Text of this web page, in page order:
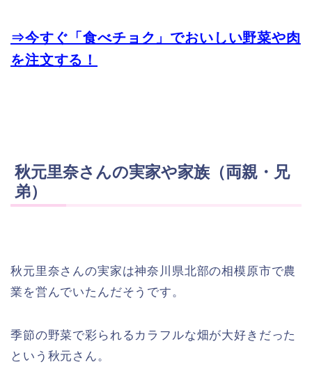
⇒今すぐ「食べチョク」でおいしい野菜や肉
を注文する！
秋元里奈さんの実家や家族（両親・兄
弟）
秋元里奈さんの実家は神奈川県北部の相模原市で農
業を営んでいたんだそうです。
季節の野菜で彩られるカラフルな畑が大好きだった
という秋元さん。